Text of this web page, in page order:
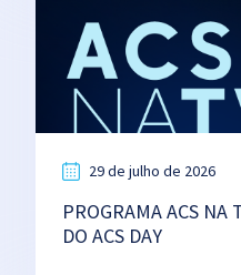
29 de julho de 2026
PROGRAMA ACS NA
DO ACS DAY